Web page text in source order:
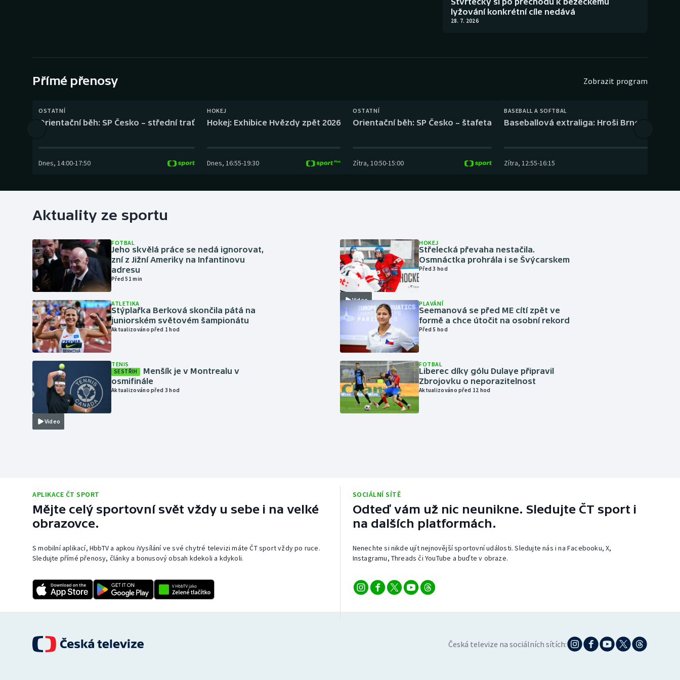
Gymnastika Plážový volejbal
lyžování konkrétní cíle nedává
28. 7. 2026
Přímé přenosy Zobrazit program
OSTATNÍ
Orientační běh: SP Česko – střední trať
Dnes, 14:00-17:50
HOKEJ
Hokej: Exhibice Hvězdy zpět 2026
Dnes, 16:55-19:30
OSTATNÍ
Orientační běh: SP Česko – štafeta
Zítra, 10:50-15:00
BASEBALL A SOFTBAL
Baseballová extraliga: Hroši Brno – Eagles
Zítra, 12:55-16:15
Aktuality ze sportu
FOTBAL
Jeho skvělá práce se nedá ignorovat,
zní z Jižní Ameriky na Infantinovu
adresu
Před 51 min
ATLETIKA
Stýplařka Berková skončila pátá na
juniorském světovém šampionátu
Aktualizováno před 1 hod
Video
TENIS
SESTŘIH
Menšík je v Montrealu v
osmifinále
Aktualizováno před 3 hod
Video
HOKEJ
Střelecká převaha nestačila.
Osmnáctka prohrála i se Švýcarskem
Před 3 hod
PLAVÁNÍ
Seemanová se před ME cítí zpět ve
formě a chce útočit na osobní rekord
Před 5 hod
FOTBAL
Liberec díky gólu Dulaye připravil
Zbrojovku o neporazitelnost
Aktualizováno před 12 hod
APLIKACE ČT SPORT
Mějte celý sportovní svět vždy u sebe i na velké
obrazovce.
S mobilní aplikací, HbbTV a apkou iVysílání ve své chytré televizi máte ČT sport vždy po ruce.
Sledujte přímé přenosy, články a bonusový obsah kdekoli a kdykoli.
SOCIÁLNÍ SÍTĚ
Odteď vám už nic neunikne. Sledujte ČT sport i
na dalších platformách.
Nenechte si nikde ujít nejnovější sportovní události. Sledujte nás i na Facebooku, X,
Instagramu, Threads či YouTube a buďte v obraze.
Česká televize na sociálních sítích: